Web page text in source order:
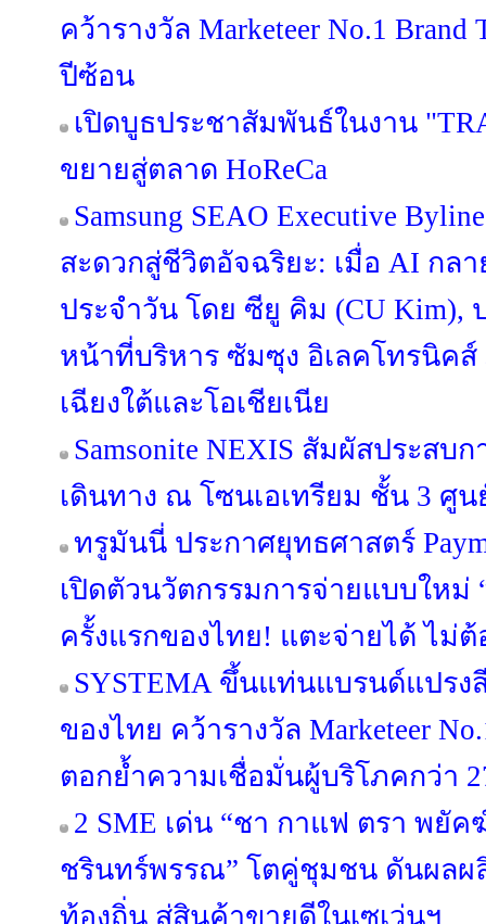
คว้ารางวัล Marketeer No.1 Brand
ปีซ้อน
เปิดบูธประชาสัมพันธ์ในงาน
ขยายสู่ตลาด HoReCa
Samsung SEAO Executive
สะดวกสู่ชีวิตอัจฉริยะ: เมื่อ AI กล
ประจำวัน โดย ซียู คิม (CU Kim),
หน้าที่บริหาร ซัมซุง อิเลคโทรนิค
เฉียงใต้และโอเชียเนีย
Samsonite NEXIS สัมผัสประส
เดินทาง ณ โซนเอเทรียม ชั้น 3 ศูน
ทรูมันนี่ ประกาศยุทธศาสตร์
เปิดตัวนวัตกรรมการจ่ายแบบใหม่
ครั้งแรกของไทย! แตะจ่ายได้ ไม่ต้
SYSTEMA ขึ้นแท่นแบรนด์แปร
ของไทย คว้ารางวัล Marketeer
ตอกย้ำความเชื่อมั่นผู้บริโภคกว่า
2 SME เด่น “ชา กาแฟ ตรา พยั
ชรินทร์พรรณ” โตคู่ชุมชน ดันผลผ
ท้องถิ่น สู่สินค้าขายดีในเซเว่นฯ